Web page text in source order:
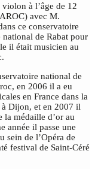
à l’âge de 12
avec M.
ce conservatoire
de Rabat pour
il était musicien au
national de
en 2006 il a eu
en France dans la
Dijon, et en 2007 il
la médaille d’or au
année il passe une
sein de l’Opéra de
festival de Saint-Céré